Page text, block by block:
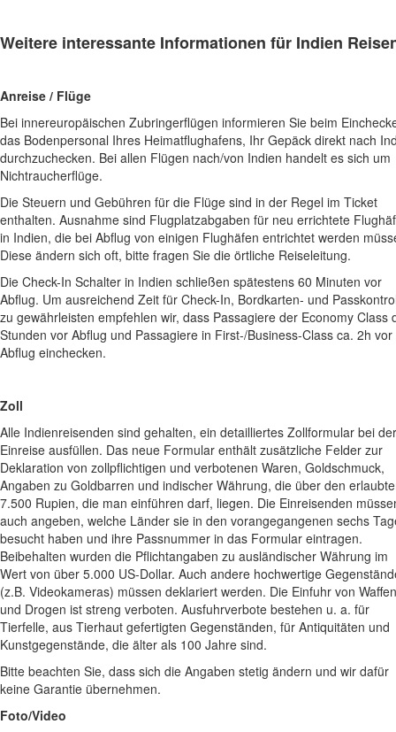
Weitere interessante Informationen für Indien
Anreise / Flüge
Bei innereuropäischen Zubringerflügen informieren Sie beim
das Bodenpersonal Ihres Heimatflughafens, Ihr Gepäck direkt nach
durchzuchecken. Bei allen Flügen nach/von Indien handelt es sich um
Nichtraucherflüge.
Die Steuern und Gebühren für die Flüge sind in der Regel im Ticket
enthalten. Ausnahme sind Flugplatzabgaben für neu errichtete
in Indien, die bei Abflug von einigen Flughäfen entrichtet werden
Diese ändern sich oft, bitte fragen Sie die örtliche Reiseleitung.
Die Check-In Schalter in Indien schließen spätestens 60 Minuten vor
Abflug. Um ausreichend Zeit für Check-In, Bordkarten- und
zu gewährleisten empfehlen wir, dass Passagiere der Economy Class
Stunden vor Abflug und Passagiere in First-/Business-Class ca. 2h vor
Abflug einchecken.
Zoll
Alle Indienreisenden sind gehalten, ein detailliertes Zollformular bei der
Einreise ausfüllen. Das neue Formular enthält zusätzliche Felder zur
Deklaration von zollpflichtigen und verbotenen Waren, Goldschmuck,
Angaben zu Goldbarren und indischer Währung, die über den
7.500 Rupien, die man einführen darf, liegen. Die Einreisenden
auch angeben, welche Länder sie in den vorangegangenen sechs
besucht haben und ihre Passnummer in das Formular eintragen.
Beibehalten wurden die Pflichtangaben zu ausländischer Währung im
Wert von über 5.000 US-Dollar. Auch andere hochwertige
(z.B. Videokameras) müssen deklariert werden. Die Einfuhr von Waffen
und Drogen ist streng verboten. Ausfuhrverbote bestehen u. a. für
Tierfelle, aus Tierhaut gefertigten Gegenständen, für Antiquitäten und
Kunstgegenstände, die älter als 100 Jahre sind.
Bitte beachten Sie, dass sich die Angaben stetig ändern und wir dafür
keine Garantie übernehmen.
Foto/Video